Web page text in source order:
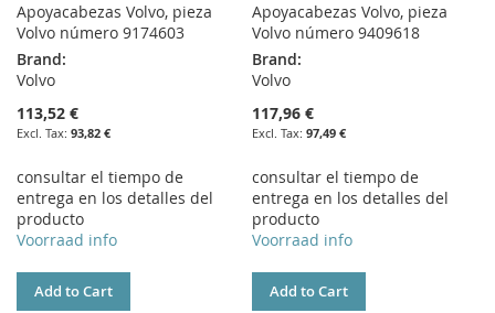
Apoyacabezas Volvo, pieza
Volvo número 9174603
Brand:
Volvo
113,52 €
93,82 €
consultar el tiempo de
entrega en los detalles del
producto
Voorraad info
Add to Cart
Apoyacabezas Volvo, pieza
Volvo número 9409618
Brand:
Volvo
117,96 €
97,49 €
consultar el tiempo de
entrega en los detalles del
producto
Voorraad info
Add to Cart